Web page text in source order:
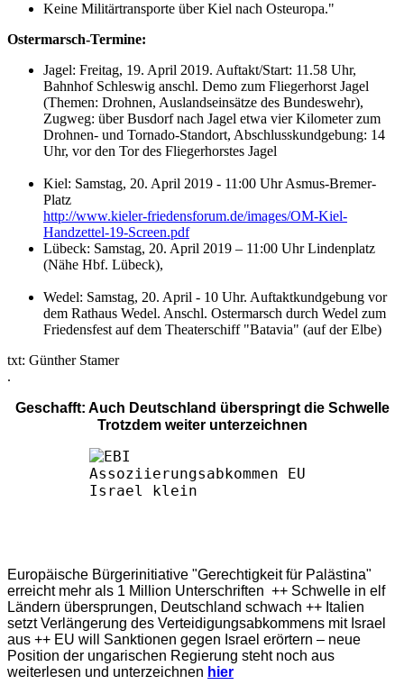
Keine Militärtransporte über Kiel nach Osteuropa."
Ostermarsch-Termine:
Jagel: Freitag, 19. April 2019. Auftakt/Start: 11.58 Uhr,
Bahnhof Schleswig anschl. Demo zum Fliegerhorst Jagel
(Themen: Drohnen, Auslandseinsätze des Bundeswehr),
Zugweg: über Busdorf nach Jagel etwa vier Kilometer zum
Drohnen- und Tornado-Standort, Abschlusskundgebung: 14
Uhr, vor den Tor des Fliegerhorstes Jagel
Kiel: Samstag, 20. April 2019 - 11:00 Uhr Asmus-Bremer-
Platz
http://www.kieler-friedensforum.de/images/OM-Kiel-
Handzettel-19-Screen.pdf
Lübeck: Samstag, 20. April 2019 – 11:00 Uhr Lindenplatz
(Nähe Hbf. Lübeck),
Wedel: Samstag, 20. April - 10 Uhr. Auftaktkundgebung vor
dem Rathaus Wedel. Anschl. Ostermarsch durch Wedel zum
Friedensfest auf dem Theaterschiff "Batavia" (auf der Elbe)
txt: Günther Stamer
.
Geschafft: Auch Deutschland überspringt die Schwelle
Trotzdem weiter unterzeichnen
Europäische Bürgerinitiative "Gerechtigkeit für Palästina"
erreicht mehr als 1 Million Unterschriften ++ Schwelle in elf
Ländern übersprungen, Deutschland schwach ++ Italien
setzt Verlängerung des Verteidigungsabkommens mit Israel
aus ++ EU will Sanktionen gegen Israel erörtern – neue
Position der ungarischen Regierung steht noch aus
weiterlesen und unterzeichnen hier